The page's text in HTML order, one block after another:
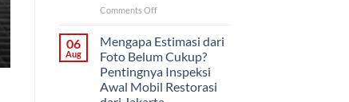
yang
Comments Offon
Memantau
Progres
Restorasi
Mobil
Jarak
06
Aug
Mengapa Estimasi dari
Foto Belum Cukup?
Pentingnya Inspeksi
Awal Mobil Restorasi